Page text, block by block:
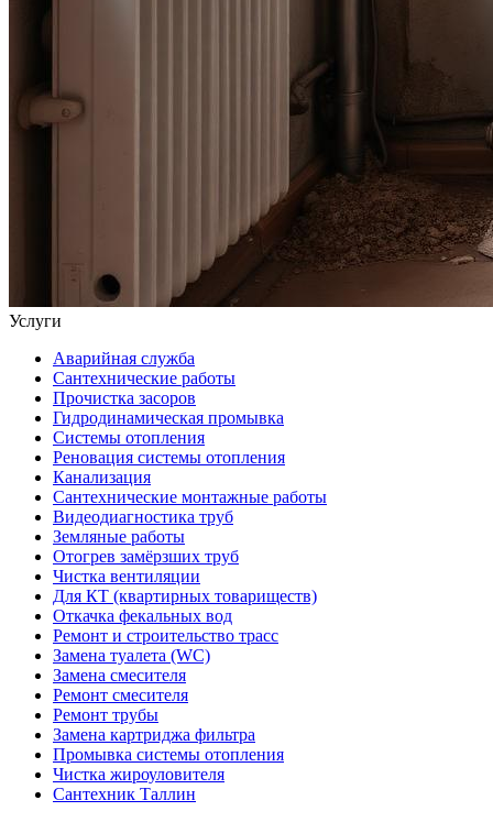
Услуги
Аварийная служба
Сантехнические работы
Прочистка засоров
Гидродинамическая промывка
Системы отопления
Реновация системы отопления
Канализация
Сантехнические монтажные работы
Видеодиагностика труб
Земляные работы
Отогрев замёрзших труб
Чистка вентиляции
Для КТ (квартирных товариществ)
Откачка фекальных вод
Ремонт и строительство трасс
Замена туалета (WC)
Замена смесителя
Ремонт смесителя
Ремонт трубы
Замена картриджа фильтра
Промывка системы отопления
Чистка жироуловителя
Сантехник Таллин